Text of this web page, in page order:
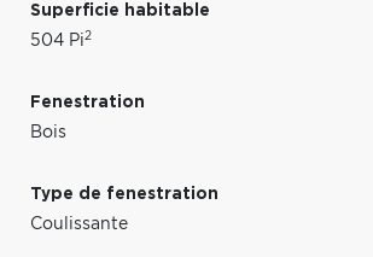
Superficie habitable
504 Pi2
Fenestration
Bois
Type de fenestration
Coulissante